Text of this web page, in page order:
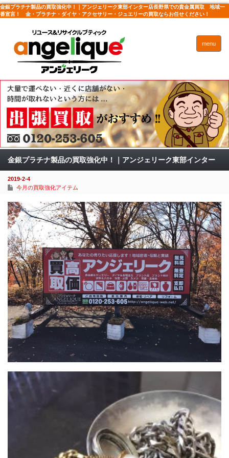
金銀プラチナ製品の買取強化中！｜アンジェリーク東部インター店長野県での貴金属買取 地域一
番宣言！ 金・プラチナ・ダイヤ・アクセサリー・ジュエリーの買取ならお任せください！
menu
金銀プラチナ製品の買取強化中！｜アンジェリーク東部インター
店
2019-2-4
今月の買取強化アイテム